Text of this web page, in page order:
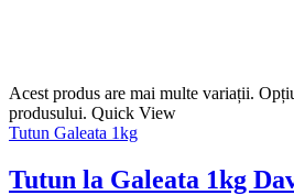
Acest produs are mai multe variații.
produsului. Quick View
Tutun Galeata 1kg
Tutun la Galeata 1kg